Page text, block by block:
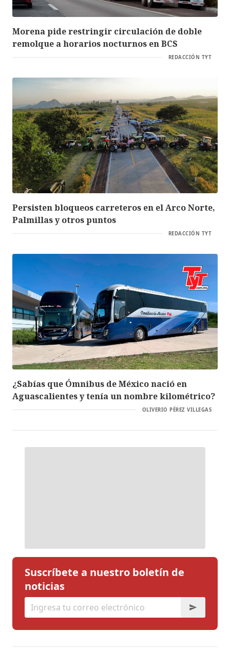
Morena pide restringir circulación de doble
remolque a horarios nocturnos en BCS
REDACCIÓN TYT
Persisten bloqueos carreteros en el Arco Norte,
Palmillas y otros puntos
REDACCIÓN TYT
¿Sabías que Ómnibus de México nació en
Aguascalientes y tenía un nombre kilométrico?
OLIVERIO PÉREZ VILLEGAS
Suscríbete a nuestro boletín de
noticias